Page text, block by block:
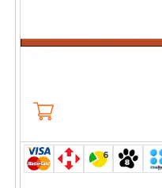
6